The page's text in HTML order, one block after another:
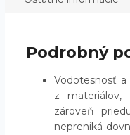
Podrobný
Vodotesnosť a
z materiálov,
zároveň
nepreniká